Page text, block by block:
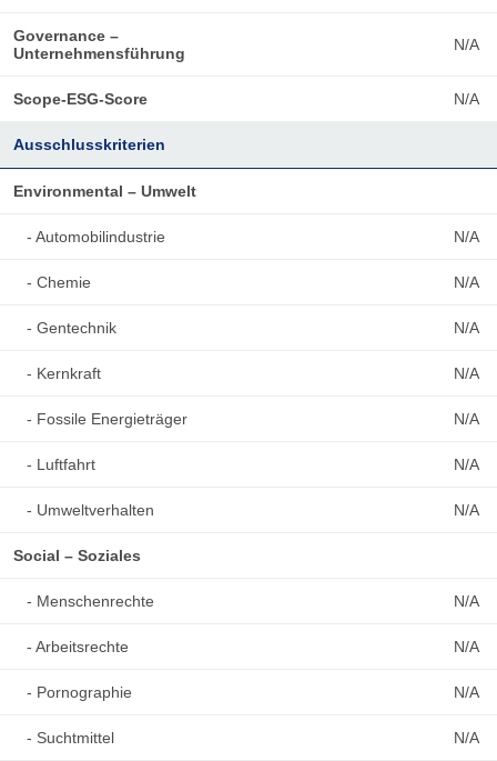
Governance –
Unternehmensführung
N/A
Scope-ESG-Score N/A
Ausschlusskriterien
Environmental – Umwelt
- Automobilindustrie N/A
- Chemie N/A
- Gentechnik N/A
- Kernkraft N/A
- Fossile Energieträger N/A
- Luftfahrt N/A
- Umweltverhalten N/A
Social – Soziales
- Menschenrechte N/A
- Arbeitsrechte N/A
- Pornographie N/A
- Suchtmittel N/A